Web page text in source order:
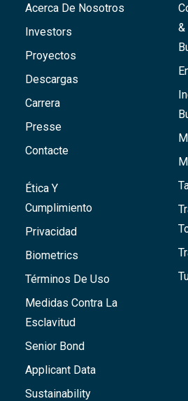
Acerca De Nosotros
Investors
Proyectos
Descargas
Carrera
Presse
Contacte
Ética Y
Cumplimiento
Privacidad
Biometrics
Términos De Uso
Medidas Contra La
Esclavitud
Senior Bond
Applicant Data
Sustainability
&